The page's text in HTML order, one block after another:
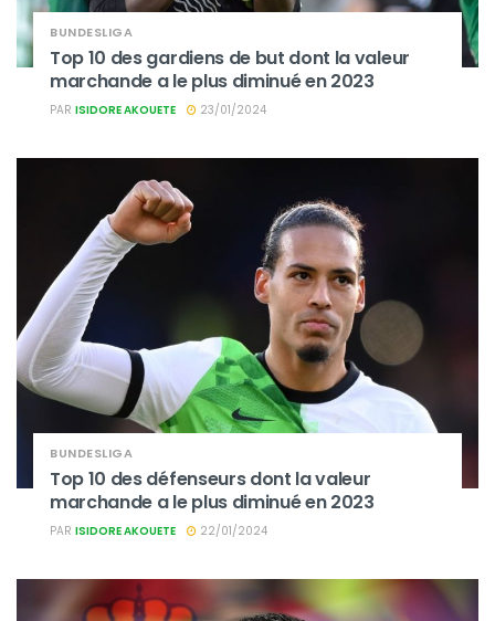
BUNDESLIGA
Top 10 des gardiens de but dont la valeur
marchande a le plus diminué en 2023
PAR ISIDORE AKOUETE 23/01/2024
BUNDESLIGA
Top 10 des défenseurs dont la valeur
marchande a le plus diminué en 2023
PAR ISIDORE AKOUETE 22/01/2024